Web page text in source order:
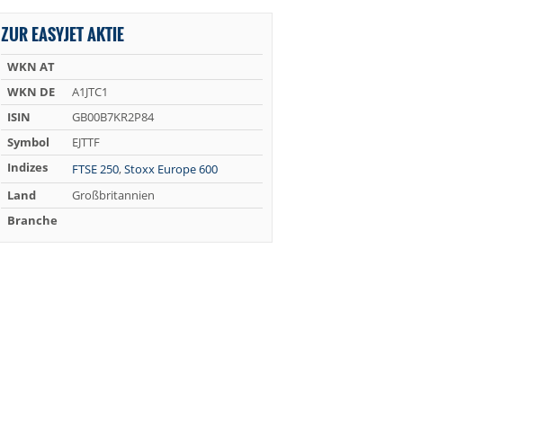
ZUR EASYJET AKTIE
WKN AT
WKN DE
A1JTC1
ISIN
GB00B7KR2P84
Symbol
EJTTF
Indizes
FTSE 250,Stoxx Europe 600
Land
Großbritannien
Branche